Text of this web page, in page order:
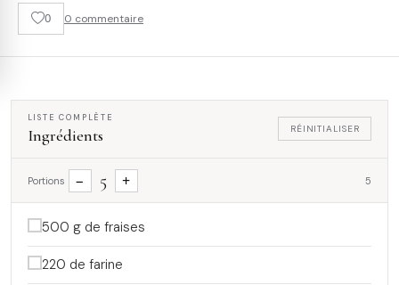
0 0 commentaire
LISTE COMPLÈTE
Ingrédients RÉINITIALISER
Portions − 5 + 5
500 g de fraises
220 de farine